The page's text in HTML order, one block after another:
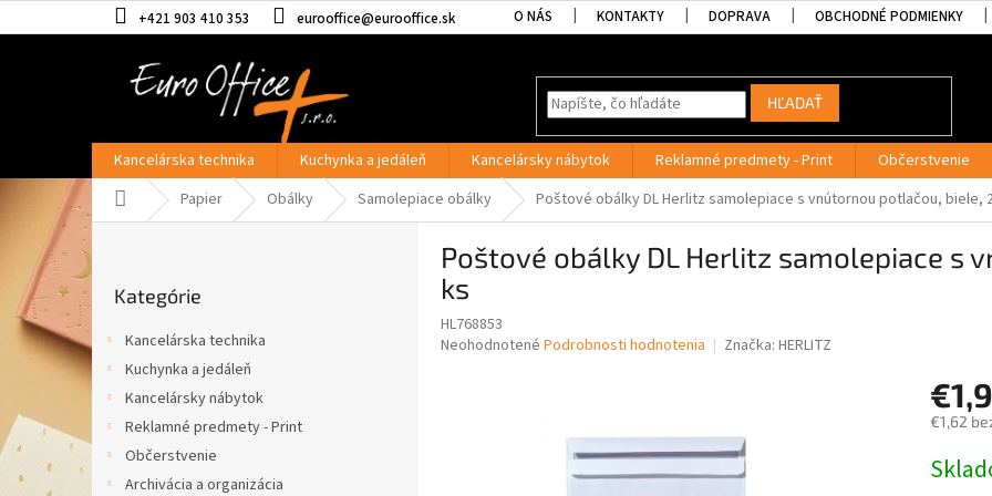
na
+421 903 410 353 eurooffice@eurooffice.sk O NÁS KONTAKTY DOPRAVA OBCHODNÉ PODMIENKY
HĽADAŤ
Kancelárska technika Kuchynka a jedáleň Kancelársky nábytok Reklamné predmety - Print Občerstvenie
DomovPapier Obálky Samolepiace obálky Poštové obálky DL Herlitz samolepiace s vnútornou potlačou, biele,
o
č
p
a
l
kategórie
Kategórie
Kancelárska technika
Kuchynka a jedáleň
Kancelársky nábytok
Reklamné predmety - Print
Občerstvenie
Archivácia a organizácia
Poštové obálky DL Herlitz samolepiace s
ks
HL768853
Priemerné
Neohodnotené Podrobnosti hodnotenia Značka: HERLITZ
€1,62
cena: